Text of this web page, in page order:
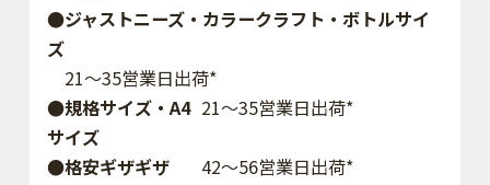
●ジャストニーズ・カラークラフト・ボトルサイ
ズ
21～35営業日出荷*
●規格サイズ・A4
サイズ
21～35営業日出荷*
●格安ギザギザ
42〜56営業日出荷*